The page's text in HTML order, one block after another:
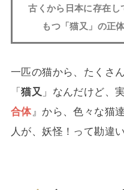
古くから日本に存在
もつ「猫又」の正
一匹の猫から、たくさ
「猫又 」なんだけど、
合体』から、色々な猫
人が、妖怪！って勘違